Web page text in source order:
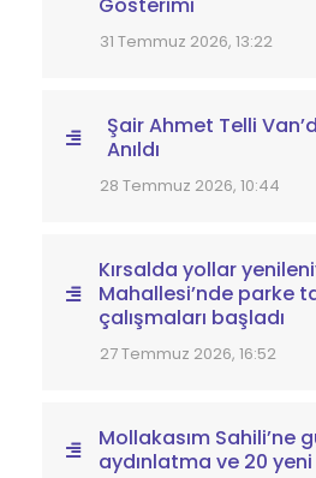
31 Temmuz 2026, 13:22
Şair Ahmet Telli
Anıldı
28 Temmuz 2026, 10:44
Kırsalda yollar
Mahallesi’nde parke
çalışmaları başladı
27 Temmuz 2026, 16:52
Mollakasım Sahili’ne
aydınlatma ve 20